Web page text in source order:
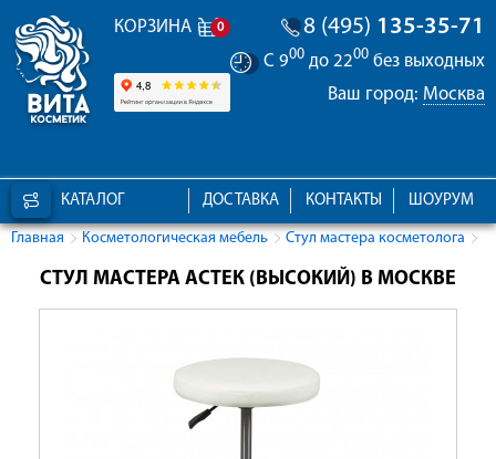
КОРЗИНА 0 8 (495) 135-35-71
С 900 до 2200 без выходных
Ваш город: Москва
КАТАЛОГ ШОУРУМ
КОНТАКТЫ
ДОСТАВКА
Главная Косметологическая мебель Стул мастера косметолога
СТУЛ МАСТЕРА АСТЕК (ВЫСОКИЙ) В МОСКВЕ